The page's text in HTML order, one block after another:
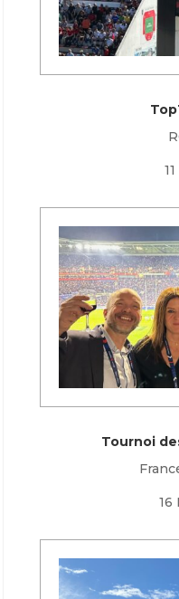
Tournoi
16